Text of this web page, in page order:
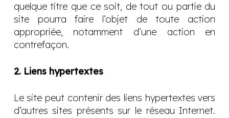
quelque titre que ce soit, de tout ou partie du
site pourra faire l’objet de toute action
appropriée, notamment d’une action en
contrefaçon.
2. Liens hypertextes
Le site peut contenir des liens hypertextes vers
d’autres sites présents sur le réseau Internet.